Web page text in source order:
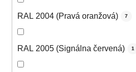
RAL 2004 (Pravá oranžová) 7
RAL 2005 (Signálna červená) 1